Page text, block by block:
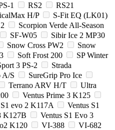
1 RS2
RS21
H/P
S-Fit EQ (LK01)
Scorpion Verde All-Season
SF-W05
Sibir Ice 2 MP30
Snow Cross PW2
Snow
Soft Frost 200
SP Winter
3 PS-2
Strada
A/S
SureGrip Pro Ice
Terrano ARV H/T
Ultra
Ventus Prime 3 K125
evo 2 K117A
Ventus S1
K127B
Ventus S1 Evo 3
K120 VI-388
VI-682